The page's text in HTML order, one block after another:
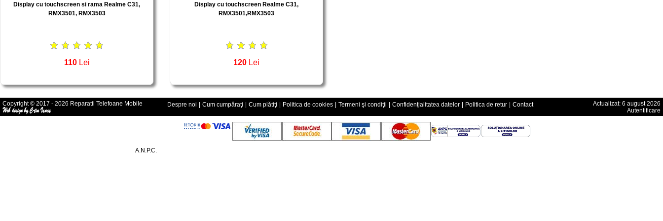
Display cu touchscreen si rama Realme C31,
RMX3501, RMX3503
110 Lei
Display cu touchscreen Realme C31,
RMX3501,RMX3503
120 Lei
Copyright © 2017 - 2026 Reparatii Telefoane Mobile Despre noi | Cum cumpăraţi | Cum plătiţi | Politica de cookies | Termeni şi condiţii | Confidenţialitatea datelor | Politica de retur | Contact
Actualizat: 6 august 2026
Autentificare
A.N.P.C.